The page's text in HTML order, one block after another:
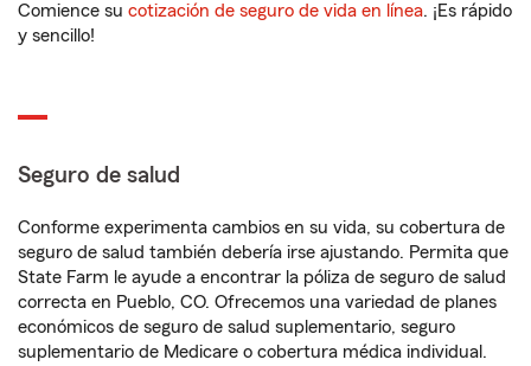
Comience su cotización de seguro de vida en línea. ¡Es rápido
y sencillo!
Seguro de salud
Conforme experimenta cambios en su vida, su cobertura de
seguro de salud también debería irse ajustando. Permita que
State Farm le ayude a encontrar la póliza de seguro de salud
correcta en Pueblo, CO. Ofrecemos una variedad de planes
económicos de seguro de salud suplementario, seguro
suplementario de Medicare o cobertura médica individual.